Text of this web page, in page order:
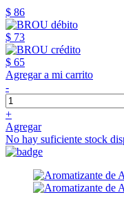
$ 86
$ 73
$ 65
Agregar a mi carrito
-
+
Agregar
No hay suficiente stock